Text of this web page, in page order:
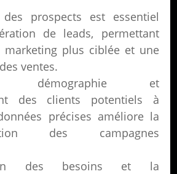
prospects est essentiel
de leads, permettant
marketing plus ciblée et une
ventes.
démographie et
des clients potentiels à
précises améliore la
des campagnes
des besoins et la